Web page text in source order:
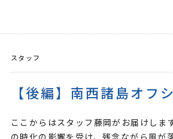
スタッフ
【後編】南西諸島オフ
ここからはスタッフ藤岡がお届けし
の時化の影響を受け、残念ながら風